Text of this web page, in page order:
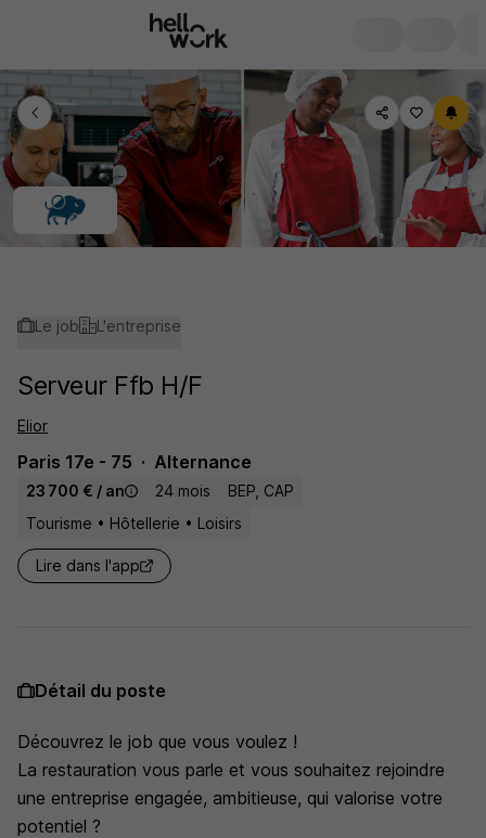
Le job L'entreprise
Serveur Ffb H/F
Elior
Paris 17e - 75 Alternance
23 700 € / an 24 mois
BEP, CAP
Tourisme • Hôtellerie • Loisirs
Lire dans l'app
Détail du poste
Découvrez le job que vous voulez !
La restauration vous parle et vous souhaitez rejoindre
une entreprise engagée, ambitieuse, qui valorise votre
potentiel ?